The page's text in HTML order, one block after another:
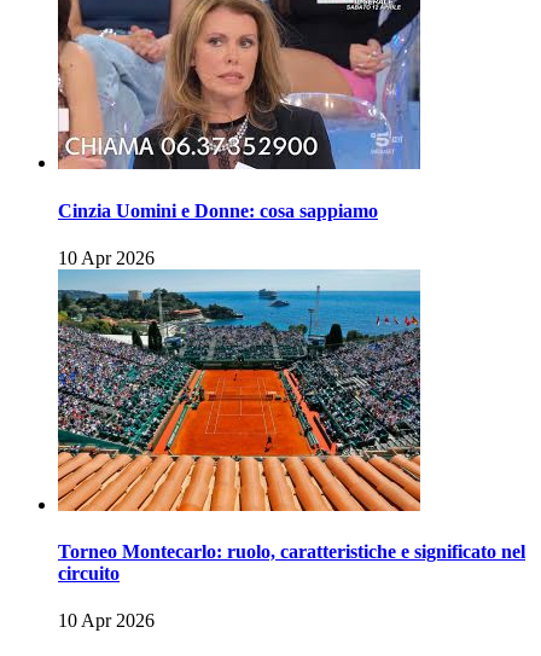
Cinzia Uomini e Donne: cosa sappiamo
10 Apr 2026
Torneo Montecarlo: ruolo, caratteristiche e significato nel
circuito
10 Apr 2026